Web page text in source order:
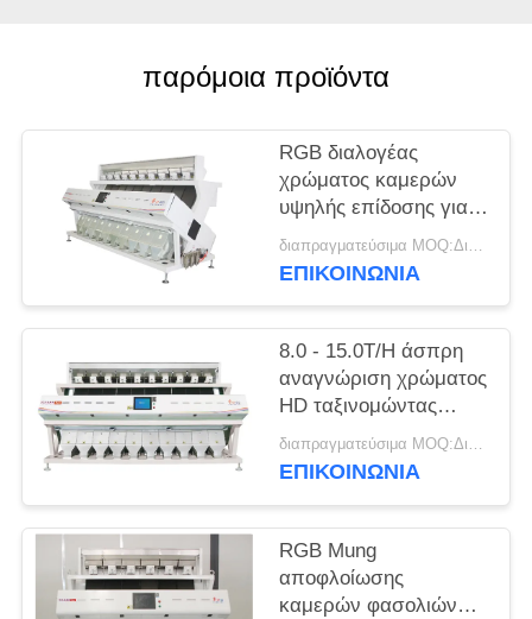
PRIVACYπαρόμοια προϊόντα
RGB διαλογέας
χρώματος καμερών
υψηλής επίδοσης για
τους σπόρους τσίλι με
δέκα υδατοπτώσεις
διαπραγματεύσιμα MOQ:Διαπραγματεύσιμο
ΕΠΙΚΟΙΝΩΝΊΑ
8.0 - 15.0T/H άσπρη
αναγνώριση χρώματος
HD ταξινομώντας
μηχανών φασολιών
ικανότητας
διαπραγματεύσιμα MOQ:Διαπραγματεύσιμο
ΕΠΙΚΟΙΝΩΝΊΑ
RGB Mung
αποφλοίωσης
καμερών φασολιών